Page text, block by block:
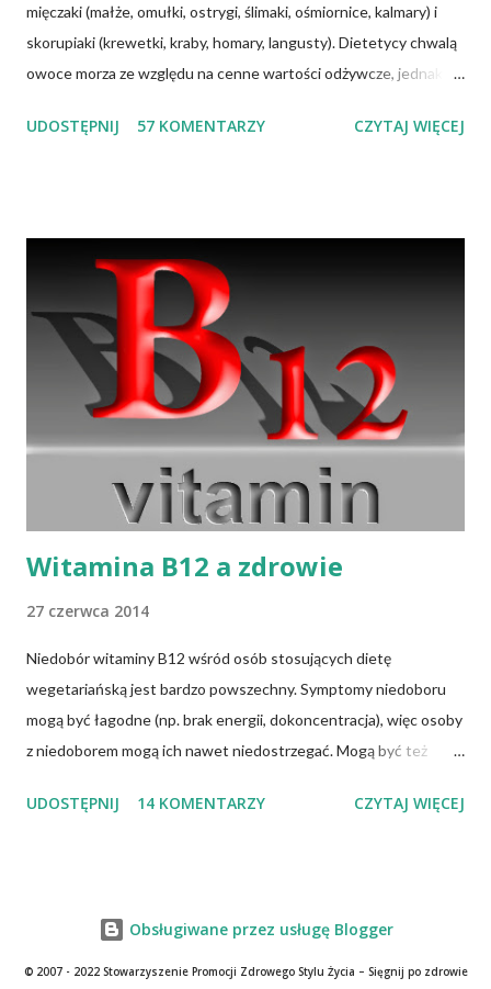
mięczaki (małże, omułki, ostrygi, ślimaki, ośmiornice, kalmary) i
skorupiaki (krewetki, kraby, homary, langusty). Dietetycy chwalą
owoce morza ze względu na cenne wartości odżywcze, jednak
owoców morza staje się w Polsce coraz popularniejsze, a więc i
człowieka — śmiertelność może sięgać 50 proc. przypadków.
Dlaczego tak się dzieje? Po pierwsze, zatrucia są spowodowane
zanieczyszczeniem środowiska życia tych stworzeń fekaliami
ludzkimi, w których mogą być obecne bakterie z rodzaju
Salmonella lub Clostridium. Po drugie, większość owoców morza
to filtratory — działają jak bardzo wydajny filtr wody. Można to
sprawdzić, wrzucając małża do akwarium, w którym dawno nie
wymieniano wody ...
UDOSTĘPNIJ 57 KOMENTARZY CZYTAJ WIĘCEJ
Witamina B12 a zdrowie
27 czerwca 2014
Niedobór witaminy B12 wśród osób stosujących dietę
wegetariańską jest bardzo powszechny. Symptomy niedoboru
mogą być łagodne (np. brak energii, dokoncentracja), więc osoby
z niedoborem mogą ich nawet niedostrzegać. Mogą być też
również bardzo poważne (np. poronienia, wrodzone wady u
obudził się i zwyczajnie nie mógł wstać, czuł się jak
sparaliżowany. Osobie tej postawiono diagnozę niedoboru
UDOSTĘPNIJ 14 KOMENTARZY CZYTAJ WIĘCEJ
Obsługiwane przez usługę Blogger
© 2007 - 2022 Stowarzyszenie Promocji Zdrowego Stylu Życia – Sięgnij po zdrowie